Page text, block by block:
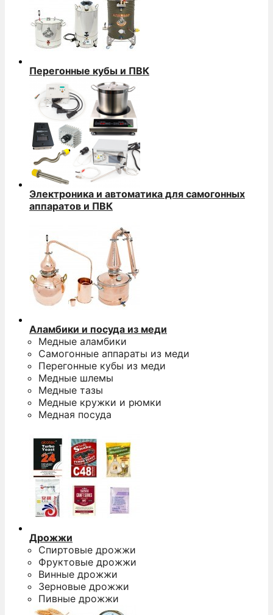
Перегонные кубы и ПВК
Электроника и автоматика для самогонных
аппаратов и ПВК
Аламбики и посуда из меди
Медные аламбики
Самогонные аппараты из меди
Перегонные кубы из меди
Медные шлемы
Медные тазы
Медные кружки и рюмки
Медная посуда
Дрожжи
Спиртовые дрожжи
Фруктовые дрожжи
Винные дрожжи
Зерновые дрожжи
Пивные дрожжи